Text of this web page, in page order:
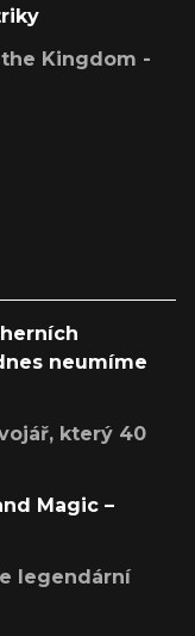
Kingdom -
neumíme
který 40
Magic –
legendární